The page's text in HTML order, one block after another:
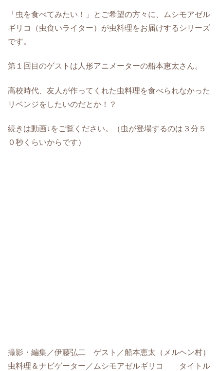
「虫を食べてみたい！」とご希望の方々に、ムシモアゼル
ギリコ（虫食いライター）が虫料理をお届けするシリーズ
です。
第１回目のゲストは人形アニメーターの船本恵太さん。
高校時代、友人が作ってくれた虫料理を食べられなかった
リベンジをしたいのだとか！？
続きは動画↓をご覧ください。（虫が登場するのは３分５
０秒くらいからです）
撮影・編集／伊藤弘二 ゲスト／船本恵太（メルヘン村）
虫料理＆ナビゲーター／ムシモアゼルギリコ タイトル